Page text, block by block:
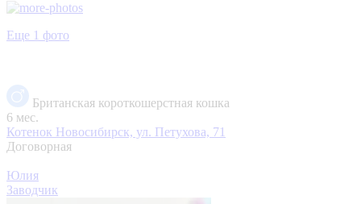
Еще 1 фото
Британская короткошерстная кошка
6 мес.
Котенок Новосибирск, ул. Петухова, 71
Договорная
Юлия
Заводчик